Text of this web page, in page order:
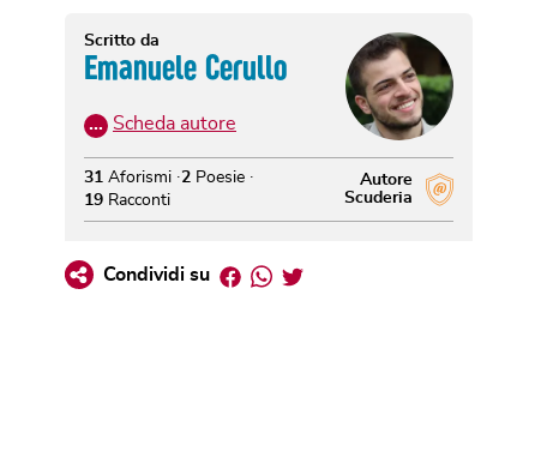
Scritto da
Emanuele Cerullo
… Scheda autore
Autore
Scuderia
31 Aforismi 2 Poesie
19 Racconti
Condividi su Facebook
Whatsapp
Twitter